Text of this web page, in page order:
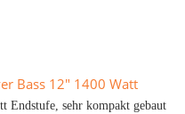
Bass 12" 1400 Watt
Endstufe, sehr kompakt gebaut